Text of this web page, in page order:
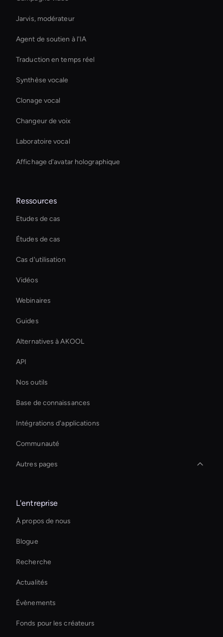
Jarvis, modérateur
Agent de soutien à l'IA
Traduction en temps réel
Synthèse vocale
Clonage vocal
Changeur de voix
Laboratoire vocal
Affichage d'avatar holographique
Ressources
Etudes de cas
Études de cas
Cas d'utilisation
Vidéos
Webinaires
Guides
Alternatives à AKOOL
API
Nos outils
Base de connaissances
Intégrations d'applications
Communauté
Autres pages
Ai Avatar For Education
Personalized Ai Avatar For Online Learning
Interactive Ai Assistant For Websites
Ai Avatar For Corporate
Ai Avatar For Business
Decision-Making Ai Avatar
Intelligent Virtual Agent
L'entreprise
À propos de nous
Blogue
Recherche
Actualités
Évènements
Fonds pour les créateurs